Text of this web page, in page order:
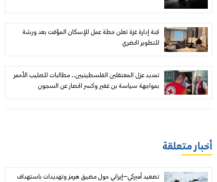
لجنة إدارة غزة تعلن خطة عمل للإسكان المؤقت بعد ورشة
للتطوير الحضري
تمديد عزل المعتقلين الفلسطينيين.. مطالبات للصليب الأحمر
بمواجهة سياسة بن غفير وكسر الحصار عن السجون
أخبار متعلقة
تصعيد أميركي–إيراني حول مضيق هرمز وتهديدات باستهداف